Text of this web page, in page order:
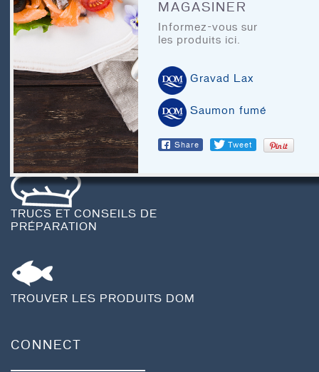
MAGASINER
Informez-vous sur
les produits ici.
Gravad Lax
Saumon fumé
Share Tweet
CHEF’S CORNER
À TABLE
TRUCS ET CONSEILS DE
PRÉPARATION
TROUVER LES PRODUITS DOM
CONNECT